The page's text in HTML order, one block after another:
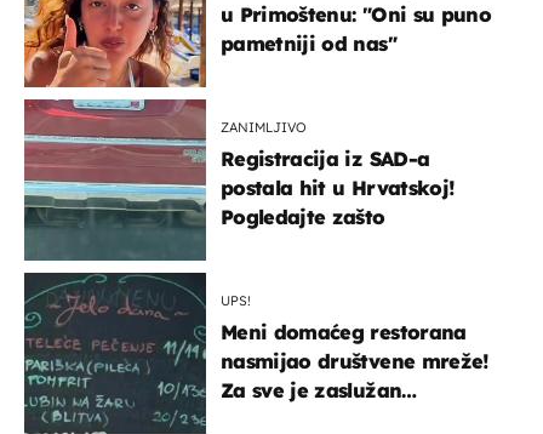
u Primoštenu: "Oni su puno
pametniji od nas"
ZANIMLJIVO
Registracija iz SAD-a
postala hit u Hrvatskoj!
Pogledajte zašto
UPS!
Meni domaćeg restorana
nasmijao društvene mreže!
Za sve je zaslužan